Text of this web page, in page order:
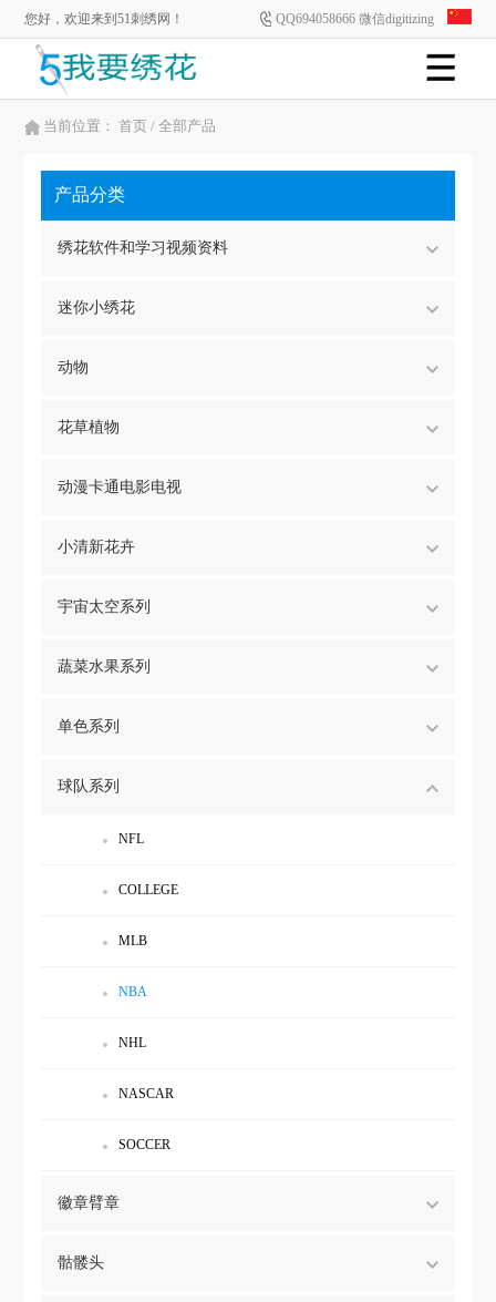
您好，欢迎来到51刺绣网！ QQ694058666 微信digitizing
当前位置：首页 / 全部产品
产品分类
绣花软件和学习视频资料
迷你小绣花
动物
花草植物
动漫卡通电影电视
小清新花卉
宇宙太空系列
蔬菜水果系列
单色系列
球队系列
NFL
COLLEGE
MLB
NBA
NHL
NASCAR
SOCCER
徽章臂章
骷髅头